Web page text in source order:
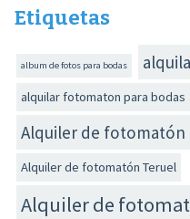
Etiquetas
album de fotos para bodas
alquilar fotomaton para bodas
Alquiler de fotomatón
Alquiler de fotomatón Teruel
Alquiler de